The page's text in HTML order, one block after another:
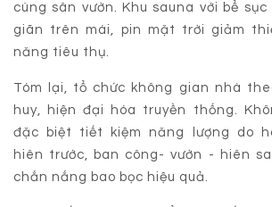
cùng sân vườn. Khu sauna với bể
giãn trên mái, pin mặt trời giảm
năng tiêu thụ.
Tóm lại, tổ chức không gian nhà
huy, hiện đại hóa truyền thống.
đặc biệt tiết kiệm năng lượng do
hiên trước, ban công- vườn - hiên
chắn nắng bao bọc hiệu quả.